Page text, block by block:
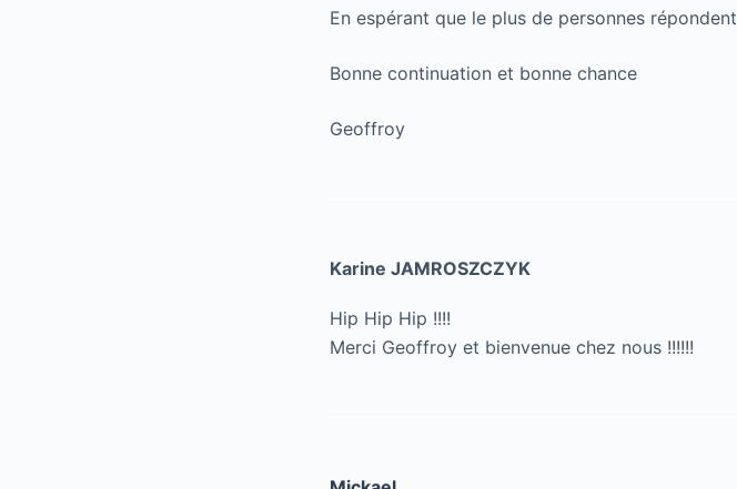
En espérant que le plus de personnes répondent
Bonne continuation et bonne chance
Geoffroy
Karine JAMROSZCZYK
Hip Hip Hip !!!!
Merci Geoffroy et bienvenue chez nous !!!!!!